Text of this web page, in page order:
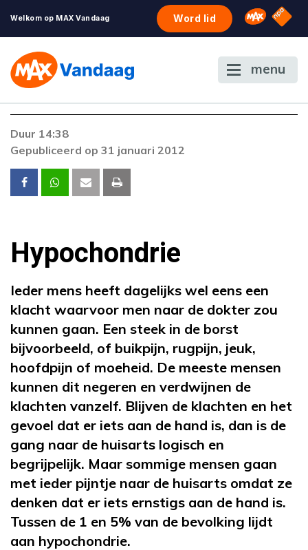
Welkom op MAX Vandaag Word lid Omroep
NPO
menu
De gewenste stream is op dit moment niet
voordoen, neem dan contact op met onze
klantenservice.
Duur 14:38
Gepubliceerd op 31 januari 2012
Hypochondrie
Ieder mens heeft dagelijks wel eens een
klacht waarvoor men naar de dokter zou
kunnen gaan. Een steek in de borst
bijvoorbeeld, of buikpijn, rugpijn, jeuk,
hoofdpijn of moeheid. De meeste mensen
kunnen dit negeren en verdwijnen de
klachten vanzelf. Blijven de klachten en het
gevoel dat er iets aan de hand is, dan is de
gang naar de huisarts logisch en
begrijpelijk. Maar sommige mensen gaan
met ieder pijntje naar de huisarts omdat ze
denken dat er iets ernstigs aan de hand is.
Tussen de 1 en 5% van de bevolking lijdt
aan hypochondrie.